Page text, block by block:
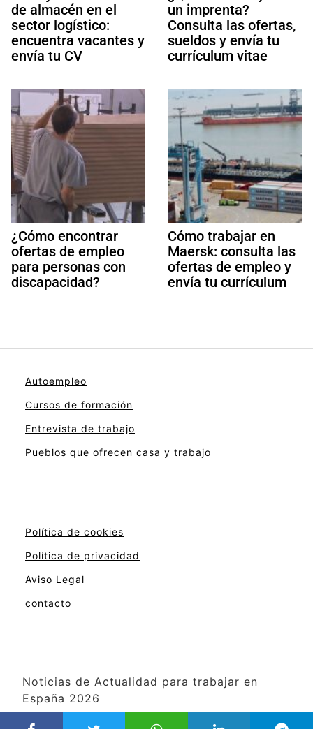
de almacén en el
sector logístico:
encuentra vacantes y
envía tu CV
un imprenta?
Consulta las ofertas,
sueldos y envía tu
currículum vitae
¿Cómo encontrar
ofertas de empleo
para personas con
discapacidad?
Cómo trabajar en
Maersk: consulta las
ofertas de empleo y
envía tu currículum
Autoempleo
Cursos de formación
Entrevista de trabajo
Pueblos que ofrecen casa y trabajo
Política de cookies
Política de privacidad
Aviso Legal
contacto
Noticias de Actualidad para trabajar en
España 2026